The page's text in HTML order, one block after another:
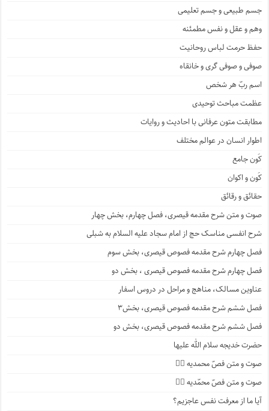
جسم طبیعی و جسم تعلیمی
وهم و عقل و نفس مطمئنه
حفظ حرمت لباس روحانیت
صوفی و صوفی گری و خانقاه
اسم ربّ هر شخص
عظمت مباحث توحیدی
مطابقت متون عرفانی با احادیث و روایات
اطوار انسان در عوالم مختلف
کَون جامع
کَون و اکوان
حقائق و رقائق
صوت و متن شرح مقدمه قیصری، فصل چهارم، بخش چهار
شرح انفسی مناسک حج از امام سجاد علیه السلام به شبلی
فصل چهارم شرح مقدمه فصوص قیصری، بخش سوم
فصل چهارم شرح مقدمه فصوص قیصری ، بخش دو
عناوین مسالک، مناهج و مراحل در دروس اسفار
فصل ششم شرح مقدمه فصوص قیصری، بخش۳
فصل ششم شرح مقدمه فصوص قیصری، بخش دو
حضرت خدیجه سلام الله علیها
صوت و متن فصّ محمدیه ۴️⃣
صوت و متن فصّ محمّدیه ۳️⃣
آیا ما از معرفت نفس عاجزیم؟